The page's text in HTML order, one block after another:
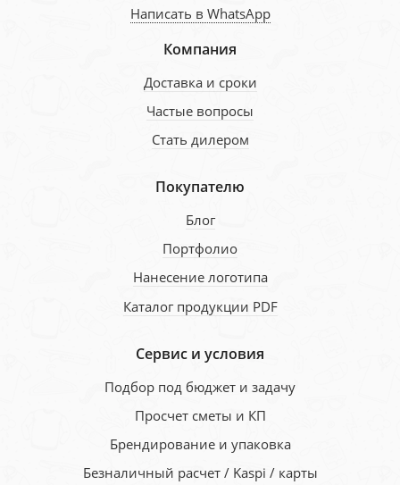
Написать в WhatsApp
Компания
Доставка и сроки
Частые вопросы
Стать дилером
Покупателю
Блог
Портфолио
Нанесение логотипа
Каталог продукции PDF
Сервис и условия
Подбор под бюджет и задачу
Просчет сметы и КП
Брендирование и упаковка
Безналичный расчет / Kaspi / карты